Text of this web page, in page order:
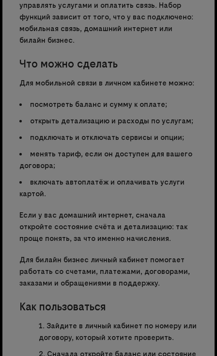
управлять услугами и оплатить связь. Набор
функций зависит от того, что у вас подключено:
мобильная связь, домашний интернет или
билайн бизнес.
Что можно сделать
Для мобильной связи в личном кабинете можно:
посмотреть баланс и сумму к оплате;
открыть детализацию и расходы по услугам;
подключать и отключать сервисы и опции;
менять тариф, если он доступен для вашего
договора;
включать автоплатёж и оплачивать услуги
картой.
Если у вас домашний интернет, сначала
откройте состояние счёта и детализацию: так
проще понять, за что именно начисления.
Для билайн бизнес личный кабинет помогает
работать со счетами, платежами, договорами,
заказами и обращениями в поддержку.
Как пользоваться
Зайдите в личный кабинет по номеру или
договору, который хотите проверить.
Сначала откройте баланс или состояние